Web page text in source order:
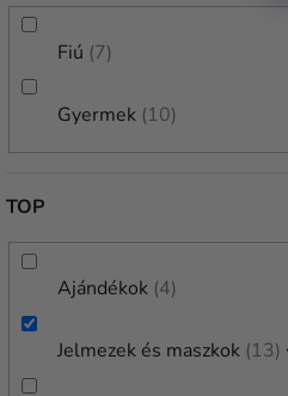
Fiú 7
Gyermek 10
TOP
Ajándékok 4
Jelmezek és maszkok 13
Gyermek jelmez - Stormtrooper
26 590 Ft
28 636 Ft